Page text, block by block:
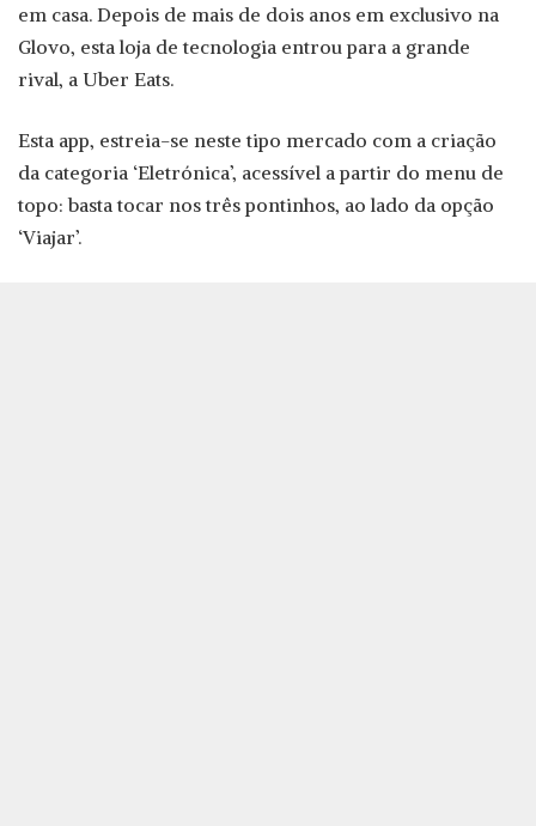
em casa. Depois de mais de dois anos em exclusivo na
Glovo, esta loja de tecnologia entrou para a grande
rival, a Uber Eats.
Esta app, estreia-se neste tipo mercado com a criação
da categoria ‘Eletrónica’, acessível a partir do menu de
topo: basta tocar nos três pontinhos, ao lado da opção
‘Viajar’.